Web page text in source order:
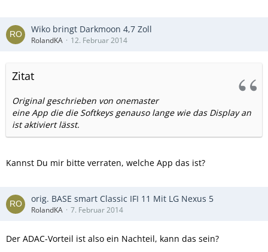
Wiko bringt Darkmoon 4,7 Zoll
RolandKA 12. Februar 2014
Zitat
Original geschrieben von onemaster
eine App die die Softkeys genauso lange wie das Display an
ist aktiviert lässt.
Kannst Du mir bitte verraten, welche App das ist?
orig. BASE smart Classic IFI 11 Mit LG Nexus 5
RolandKA 7. Februar 2014
Der ADAC-Vorteil ist also ein Nachteil, kann das sein?